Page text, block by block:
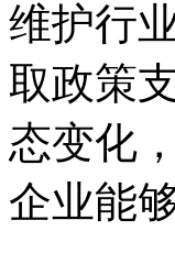
维护行
取政策
态变化
企业能